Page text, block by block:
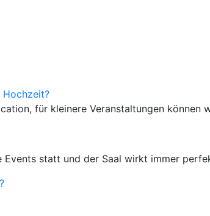
für kleinere Veranstaltungen können
statt und der Saal wirkt immer